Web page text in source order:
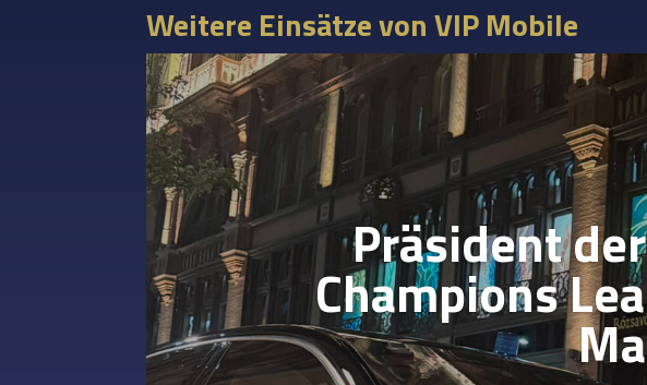
Weitere Einsätze von VIP Mobile
Präsident
Champions